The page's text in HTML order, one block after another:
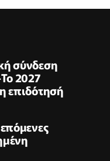
σύνδεση
2027
επιδότησή